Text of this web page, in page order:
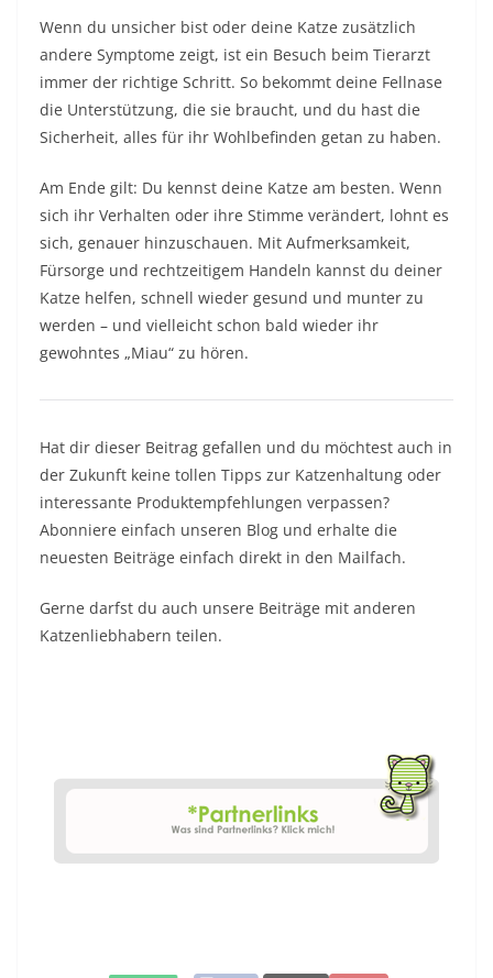
Wenn du unsicher bist oder deine Katze zusätzlich
andere Symptome zeigt, ist ein Besuch beim Tierarzt
immer der richtige Schritt. So bekommt deine Fellnase
die Unterstützung, die sie braucht, und du hast die
Sicherheit, alles für ihr Wohlbefinden getan zu haben.
Am Ende gilt: Du kennst deine Katze am besten. Wenn
sich ihr Verhalten oder ihre Stimme verändert, lohnt es
sich, genauer hinzuschauen. Mit Aufmerksamkeit,
Fürsorge und rechtzeitigem Handeln kannst du deiner
Katze helfen, schnell wieder gesund und munter zu
werden – und vielleicht schon bald wieder ihr
gewohntes „Miau“ zu hören.
Hat dir dieser Beitrag gefallen und du möchtest auch in
der Zukunft keine tollen Tipps zur Katzenhaltung oder
interessante Produktempfehlungen verpassen?
Abonniere einfach unseren Blog und erhalte die
neuesten Beiträge einfach direkt in den Mailfach.
Gerne darfst du auch unsere Beiträge mit anderen
Katzenliebhabern teilen.